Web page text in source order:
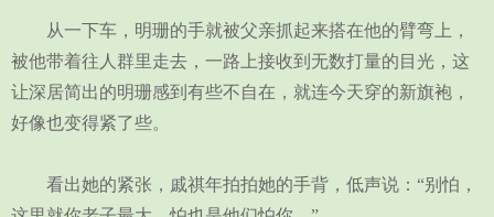
从一下车，明珊的手就被父亲抓起来搭在他的臂弯上，
被他带着往人群里走去，一路上接收到无数打量的目光，这
让深居简出的明珊感到有些不自在，就连今天穿的新旗袍，
好像也变得紧了些。
看出她的紧张，戚祺年拍拍她的手背，低声说：“别怕，